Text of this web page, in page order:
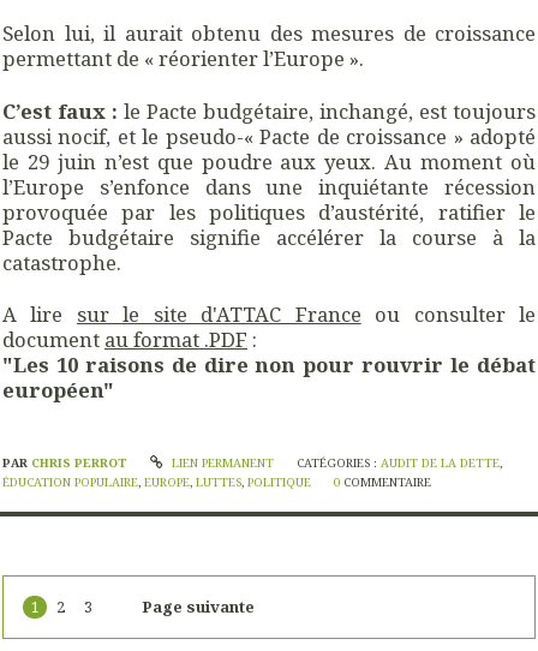
Selon lui, il aurait obtenu des mesures de croissance
permettant de « réorienter l’Europe ».
C’est faux : le Pacte budgétaire, inchangé, est toujours
aussi nocif, et le pseudo-« Pacte de croissance » adopté
le 29 juin n’est que poudre aux yeux. Au moment où
l’Europe s’enfonce dans une inquiétante récession
provoquée par les politiques d’austérité, ratifier le
Pacte budgétaire signifie accélérer la course à la
catastrophe.
A lire sur le site d'ATTAC France ou consulter le
document au format .PDF :
"Les 10 raisons de dire non pour rouvrir le débat
européen"
PAR CHRIS PERROT LIEN PERMANENT CATÉGORIES :AUDIT DE LA DETTE,
ÉDUCATION POPULAIRE, EUROPE, LUTTES, POLITIQUE 0 COMMENTAIRE
1 2 3 Page suivante